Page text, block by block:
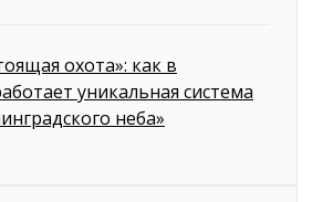
охота»: как в
уникальная система
неба»